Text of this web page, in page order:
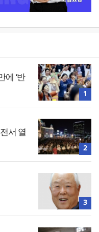
에 ‘반
1
서 열
2
3